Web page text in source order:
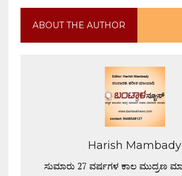
ABOUT THE AUTHOR
Harish Mambady
ಸುಮಾರು 27 ವರ್ಷಗಳ ಕಾಲ ಮುದ್ರಣ